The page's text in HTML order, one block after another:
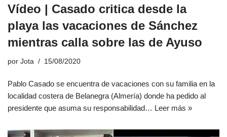
Vídeo | Casado critica desde la
playa las vacaciones de Sánchez
mientras calla sobre las de Ayuso
por Jota 15/08/2020
Pablo Casado se encuentra de vacaciones con su familia en la
localidad costera de Belanegra (Almería) donde ha pedido al
presidente que asuma su responsabilidad… Leer más »